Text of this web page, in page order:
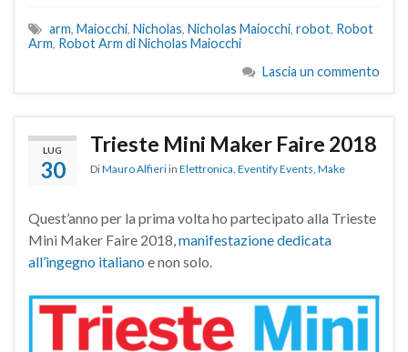
arm, Maiocchi, Nicholas, Nicholas Maiocchi, robot, Robot
Arm, Robot Arm di Nicholas Maiocchi
Lascia un commento
LUG
30
Trieste Mini Maker Faire 2018
DiMauro Alfieri in Elettronica Eventify Events Make
Quest’anno per la prima volta ho partecipato alla Trieste
Mini Maker Faire 2018, manifestazione dedicata
all’ingegno italiano e non solo.